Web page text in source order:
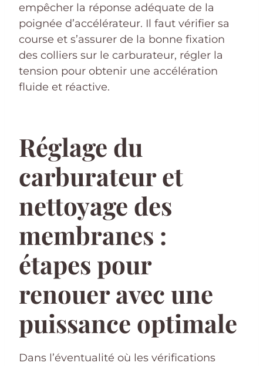
empêcher la réponse adéquate de la
poignée d’accélérateur. Il faut vérifier sa
course et s’assurer de la bonne fixation
des colliers sur le carburateur, régler la
tension pour obtenir une accélération
fluide et réactive.
Réglage du
carburateur et
nettoyage des
membranes :
étapes pour
renouer avec une
puissance optimale
Dans l’éventualité où les vérifications